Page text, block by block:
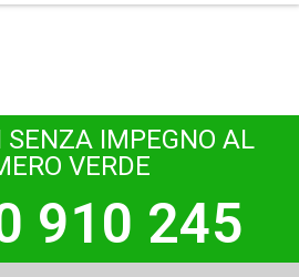
SENZA IMPEGNO AL
VERDE
910 245